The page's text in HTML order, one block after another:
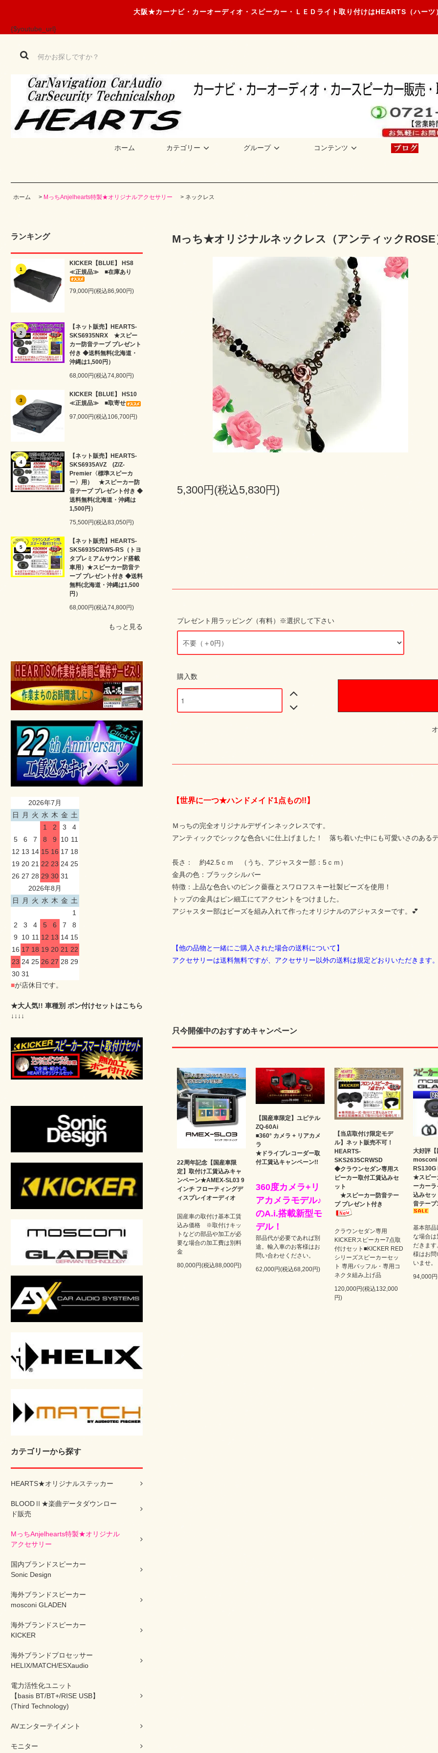
大阪★カーナビ・カーオーディオ・スピーカー・ＬＥＤライト取り付けはHEARTS（ハーツ
{$youtube_url}
ホーム カテゴリー グループ コンテンツ
ホーム > MっちAnjelhearts特製★オリジナルアクセサリー > ネックレス
ランキング
1
KICKER【BLUE】 HS8
≪正規品≫ ■在庫あり
79,000円(税込86,900円)
2
【ネット販売】HEARTS-
SKS6935NRX ★スピー
カー防音テープ プレゼント
付き ◆送料無料(北海道・
沖縄は1,500円）
68,000円(税込74,800円)
3
KICKER【BLUE】 HS10
≪正規品≫ ■取寄せ
97,000円(税込106,700円)
4
【ネット販売】HEARTS-
SKS6935AVZ (Z/Z-
Premier〈標準スピーカ
ー〉用） ★スピーカー防
音テープ プレゼント付き ◆
送料無料(北海道・沖縄は
1,500円）
75,500円(税込83,050円)
5
【ネット販売】HEARTS-
SKS6935CRWS-RS（トヨ
タプレミアムサウンド搭載
車用）★スピーカー防音テ
ープ プレゼント付き ◆送料
無料(北海道・沖縄は1,500
円）
68,000円(税込74,800円)
もっと見る
2026年7月
日
月 火 水 木 金 土
1
2 3
4
5
6 7 8 9 10 11
12 13 14 15 16 17 18
19 20 21 22 23 24 25
26 27 28 29 30 31
2026年8月
日
月 火 水 木 金 土
1
2
3 4 5 6 7
8
9
10 11 12 13 14 15
16 17 18 19 20 21 22
23 24 25 26 27 28 29
30 31
■が店休日です。
★大人気!! 車種別 ポン付けセットはこちら
↓↓↓↓
カテゴリーから探す
HEARTS★オリジナルステッカー
BLOODⅡ★楽曲データダウンロー
ド販売
MっちAnjelhearts特製★オリジナル
アクセサリー
国内ブランドスピーカー
Sonic Design
海外ブランドスピーカー
mosconi GLADEN
海外ブランドスピーカー
KICKER
海外ブランドプロセッサー
HELIX/MATCH/ESXaudio
電力活性化ユニット
【basis BT/BT+/RISE USB】
(Third Technology)
AVエンターテイメント
モニター
Mっち★オリジナルネックレス（アンティック
5,300円(税込5,830円)
プレゼント用ラッピング（有料）※選択して下さい
購入数
【世界に一つ★ハンドメイド1点もの!!】
Ｍっちの完全オリジナルデザインネックレスです。
アンティックでシックな色合いに仕上げました！ 落ち着いた中にも可愛いさのある
長さ： 約42.5ｃｍ （うち、アジャスター部：5ｃｍ）
金具の色：ブラックシルバー
特徴：上品な色合いのピンク薔薇とスワロフスキー社製ビーズを使用！
トップの金具はピン細工にてアクセントをつけました。
アジャスター部はビーズを組み入れて作ったオリジナルのアジャスターです。💕
【他の品物と一緒にご購入された場合の送料について】
アクセサリーは送料無料ですが、アクセサリー以外の送料は規定どおりいただきます
只今開催中のおすすめキャンペーン
22周年記念【国産車限
定】取付け工賃込みキャ
ンペーン★AMEX-SL03 9
インチ フローティングデ
ィスプレイオーディオ
国産車の取付け基本工賃
込み価格 ※取付けキッ
トなどの部品や加工が必
要な場合の加工費は別料
金
80,000円(税込88,000円)
【国産車限定】ユピテル
ZQ-60Ai
■360° カメラ + リアカメ
ラ
★ドライブレコーダー取
付工賃込キャンペーン!!
360度カメラ+リ
アカメラモデル♪
のA.i.搭載新型モ
デル！
部品代が必要であれば別
途。輸入車のお客様はお
問い合わせください。
62,000円(税込68,200円)
【当店取付け限定モデ
ル】ネット販売不可！
HEARTS-
SKS2635CRWSD
◆クラウンセダン専用ス
ピーカー取付工賃込みセ
ット
★スピーカー防音テー
プ プレゼント付き
クラウンセダン専用
KICKERスピーカー7点取
付けセット■KICKER RED
シリーズスピーカーセッ
ト 専用バッフル・専用コ
ネクタ組み上げ品
120,000円(税込132,000
円)
大好評【
mosconi
★スピー
ーカー
込みセッ
音テー
基本部品
な場合は
だきます
様はお問
いませ。
94,000